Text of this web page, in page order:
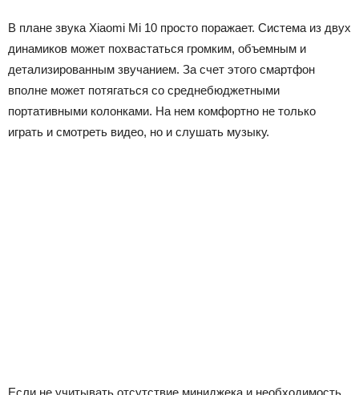
В плане звука Xiaomi Mi 10 просто поражает. Система из двух
динамиков может похвастаться громким, объемным и
детализированным звучанием. За счет этого смартфон
вполне может потягаться со среднебюджетными
портативными колонками. На нем комфортно не только
играть и смотреть видео, но и слушать музыку.